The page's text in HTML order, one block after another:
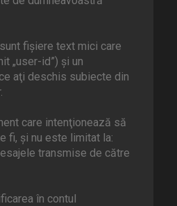
fişiere text mici care
„user-id”) şi un
aţi deschis subiecte din
care intenţionează să
fi, şi nu este limitat la:
transmise de către
în contul